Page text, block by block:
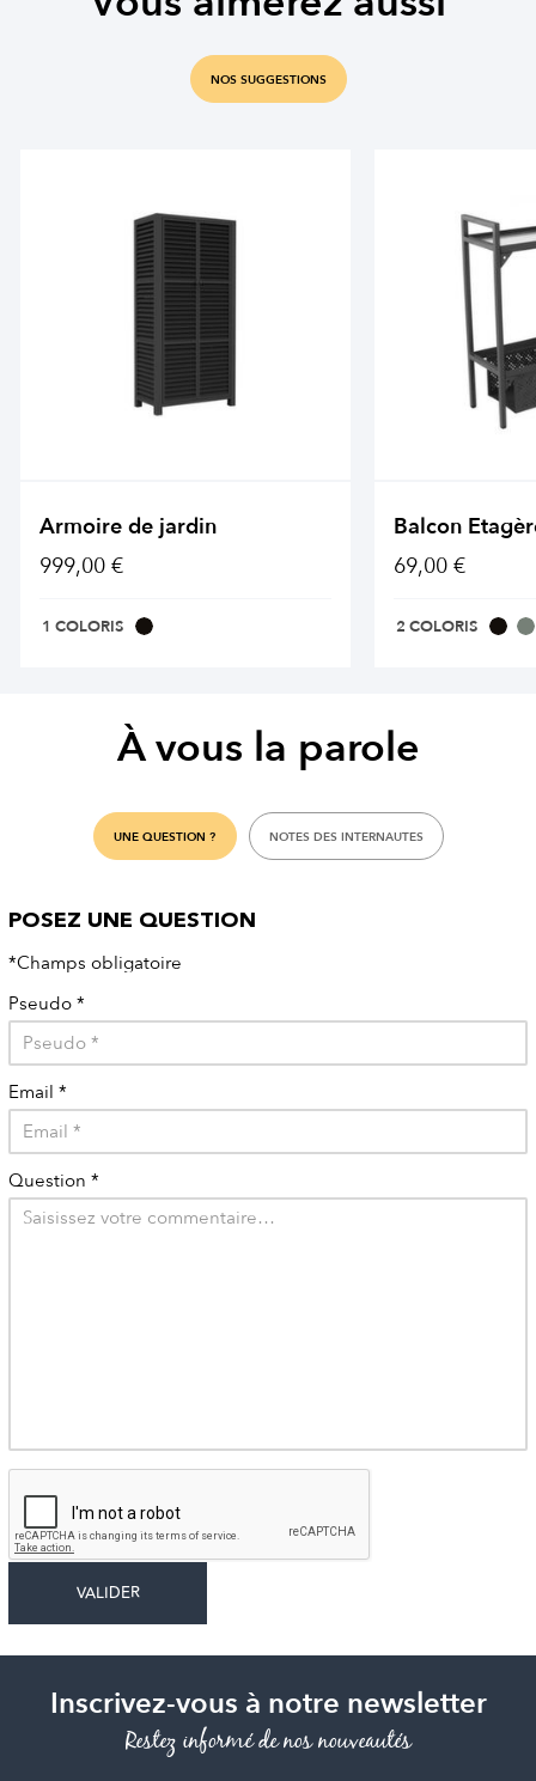
NOS SUGGESTIONS
Armoire de jardin
999,00 €
1 COLORIS
Balcon
69,00 €
2 COLORIS
À vous la parole
UNE QUESTION ? NOTES DES INTERNAUTES
POSEZ UNE QUESTION
*Champs obligatoire
Pseudo *
Email *
Question *
Inscrivez-vous à notre newsletter
Restez informé de nos nouveautés